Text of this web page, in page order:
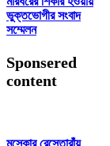
ভুক্তভোগীর সংবাদ
সম্মেলন
Sponsered
content